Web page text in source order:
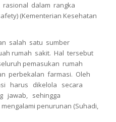
dalam rangka
(Kementerian Kesehatan
salah satu sumber
rumah sakit. Hal tersebut
pemasukan rumah
perbekalan farmasi. Oleh
harus dikelola secara
jawab, sehingga
penurunan (Suhadi,